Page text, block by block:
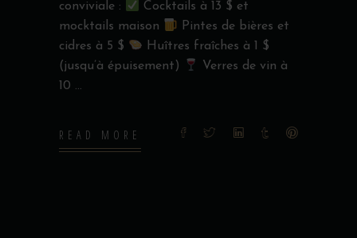
conviviale :
Cocktails à 13 $ et
mocktails maison
Pintes de bières et
cidres à 5 $
Huîtres fraîches à 1 $
(jusqu’à épuisement)
Verres de vin à
10
READ MORE